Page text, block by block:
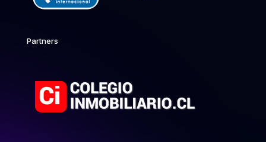
Partners